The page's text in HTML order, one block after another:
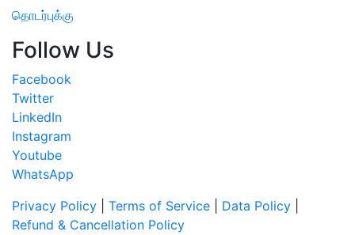
தொடர்புக்கு
Follow Us
Facebook
Twitter
LinkedIn
Instagram
Youtube
WhatsApp
Privacy Policy
Terms of Service Data Policy
Refund & Cancellation Policy